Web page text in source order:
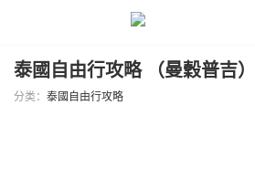
泰國自由行攻略 （曼穀普吉）
分类： 泰國自由行攻略